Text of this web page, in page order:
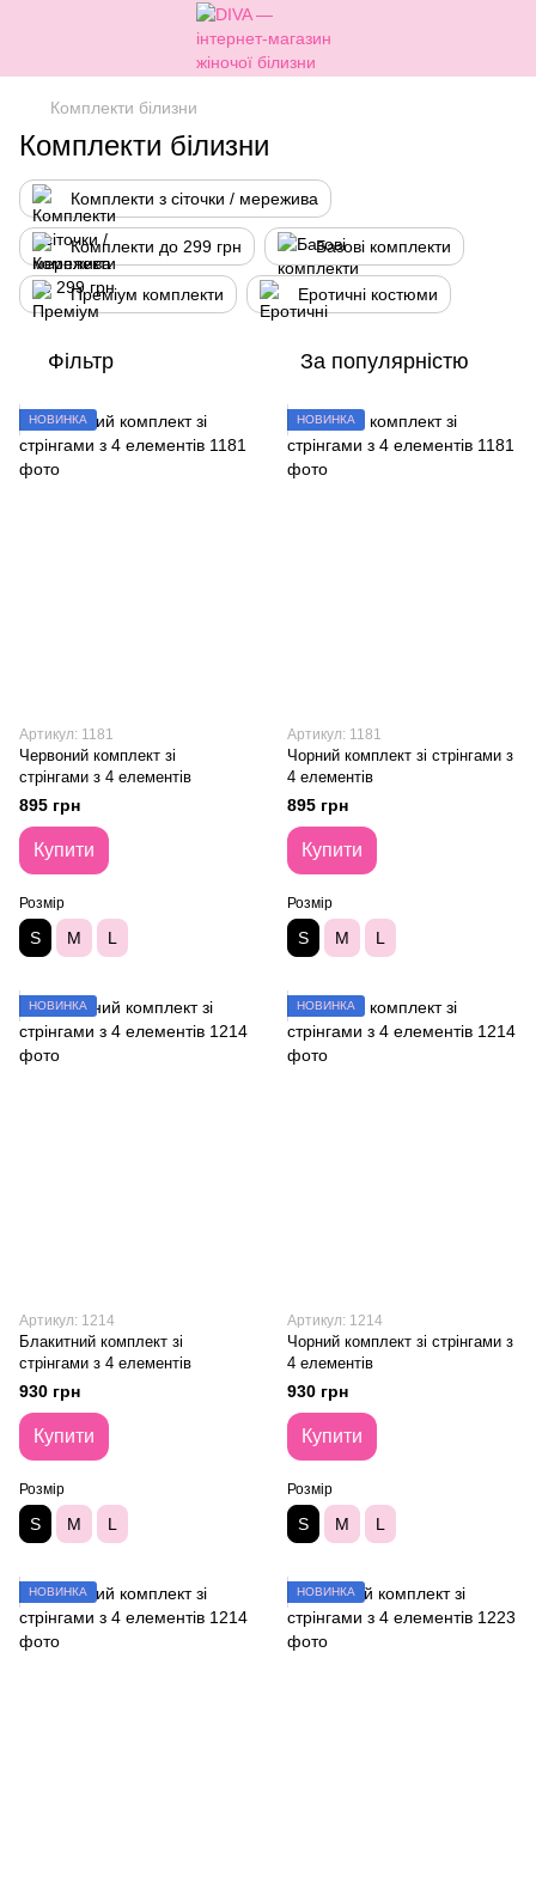
Комплекти білизни
Комплекти білизни
Комплекти з сіточки / мережива
Комплекти до 299 грн Базові комплекти
Преміум комплекти Еротичні костюми
Фільтр За популярністю
НОВИНКА
Артикул: 1181
Червоний комплект зі
стрінгами з 4 елементів
895 грн
Купити
Розмір
S M L
НОВИНКА
Артикул: 1181
Чорний комплект зі стрінгами з
4 елементів
895 грн
Купити
Розмір
S M L
НОВИНКА
Артикул: 1214
Блакитний комплект зі
стрінгами з 4 елементів
930 грн
Купити
Розмір
S M L
НОВИНКА
Артикул: 1214
Чорний комплект зі стрінгами з
4 елементів
930 грн
Купити
Розмір
S M L
НОВИНКА НОВИНКА